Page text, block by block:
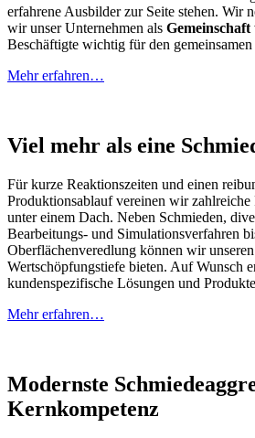
erfahrene Ausbilder zur Seite stehen. Wir
wir unser Unternehmen als Gemeinschaft
Beschäftigte wichtig für den
Mehr erfahren…
Viel mehr als eine
Für kurze Reaktionszeiten und einen
Produktionsablauf vereinen wir zahlreiche
unter einem Dach. Neben Schmieden,
Bearbeitungs- und Simulationsverfahren
Oberflächenveredlung können wir
Wertschöpfungstiefe bieten. Auf Wunsch
kundenspezifische Lösungen und
Mehr erfahren…
Modernste
Kernkompetenz